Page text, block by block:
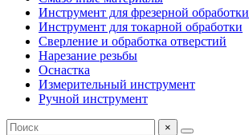
Инструмент для фрезерной обработки
Инструмент для токарной обработки
Сверление и обработка отверстий
Нарезание резьбы
Оснастка
Измерительный инструмент
Ручной инструмент
×